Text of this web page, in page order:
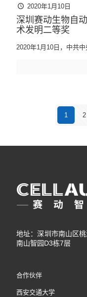
2020年1月10日
深圳赛动生物自
术发明二等奖
2020年1月10日，中共
1 2
地址：深圳市南山区
南山智园D3栋7层
合作伙伴
西安交通大学